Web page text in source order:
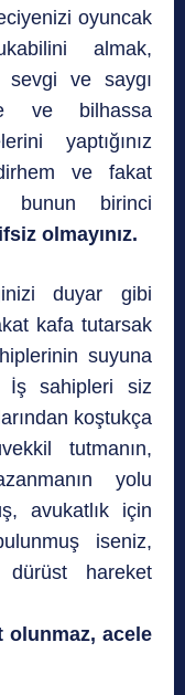
oyuncak
almak,
ve saygı
ve bilhassa
yaptığınız
ve fakat
bunun birinci
olmayınız.
duyar gibi
kafa tutarsak
suyuna
İş sahipleri siz
koştukça
tutmanın,
yolu
avukatlık için
iseniz,
dürüst hareket
olunmaz, acele